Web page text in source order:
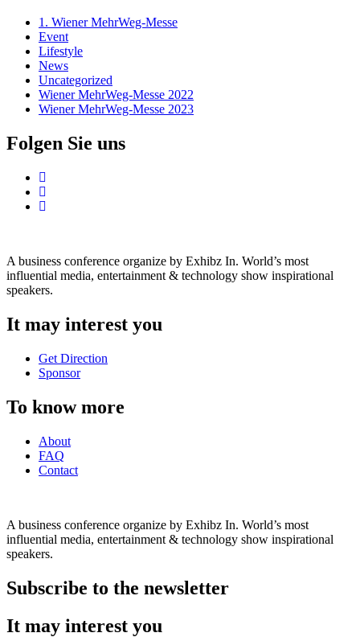
1. Wiener MehrWeg-Messe
Event
Lifestyle
News
Uncategorized
Wiener MehrWeg-Messe 2022
Wiener MehrWeg-Messe 2023
Folgen Sie uns
A business conference organize by Exhibz In. World’s most
influential media, entertainment & technology show inspirational
speakers.
It may interest you
Get Direction
Sponsor
To know more
About
FAQ
Contact
A business conference organize by Exhibz In. World’s most
influential media, entertainment & technology show inspirational
speakers.
Subscribe to the newsletter
It may interest you